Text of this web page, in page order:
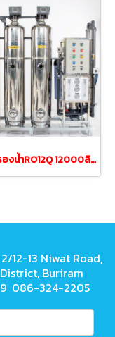
เครื่องกรองน้ำRO12Q 12000ลิตร/วัน ถังสแตนเลส12นิ้ว(Auto)
12-13 Niwat Road,
Buriram
086-324-2205